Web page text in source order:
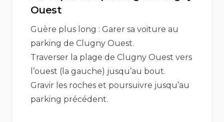
Ouest
Guère plus long : Garer sa voiture au
parking de Clugny Ouest.
Traverser la plage de Clugny Ouest vers
l’ouest (la gauche) jusqu’au bout.
Gravir les roches et poursuivre jusqu’au
parking précédent.